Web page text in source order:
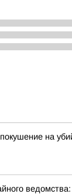
на
ведомства: